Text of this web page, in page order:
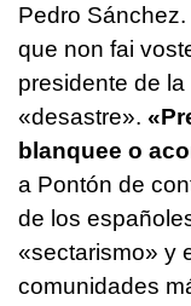
Pedro Sánchez.
que non fai
presidente de
«desastre». «
blanquee o
a Pontón de
de los
«sectarismo» y
comunidades